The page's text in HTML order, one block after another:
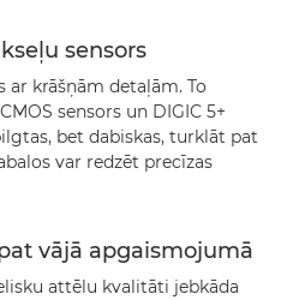
sensors
krāšņām detaļām. To
sensors un DIGIC 5+
bet dabiskas, turklāt pat
var redzēt precīzas
vājā apgaismojumā
attēlu kvalitāti jebkāda